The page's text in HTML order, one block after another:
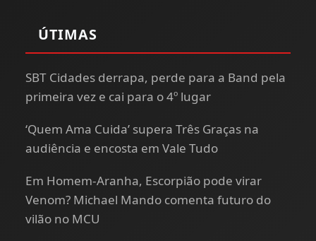
ÚTIMAS
SBT Cidades derrapa, perde para a Band pela
primeira vez e cai para o 4º lugar
‘Quem Ama Cuida’ supera Três Graças na
audiência e encosta em Vale Tudo
Em Homem-Aranha, Escorpião pode virar
Venom? Michael Mando comenta futuro do
vilão no MCU